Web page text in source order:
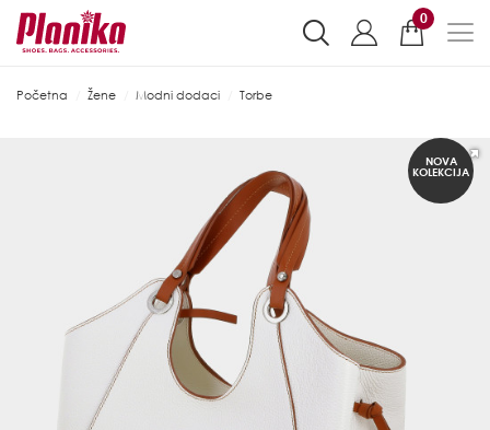
0
Početna Žene Modni dodaci Torbe
NOVA
KOLEKCIJA